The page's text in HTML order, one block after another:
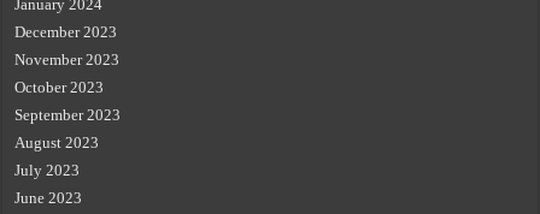
January 2024
December 2023
November 2023
October 2023
September 2023
August 2023
July 2023
June 2023